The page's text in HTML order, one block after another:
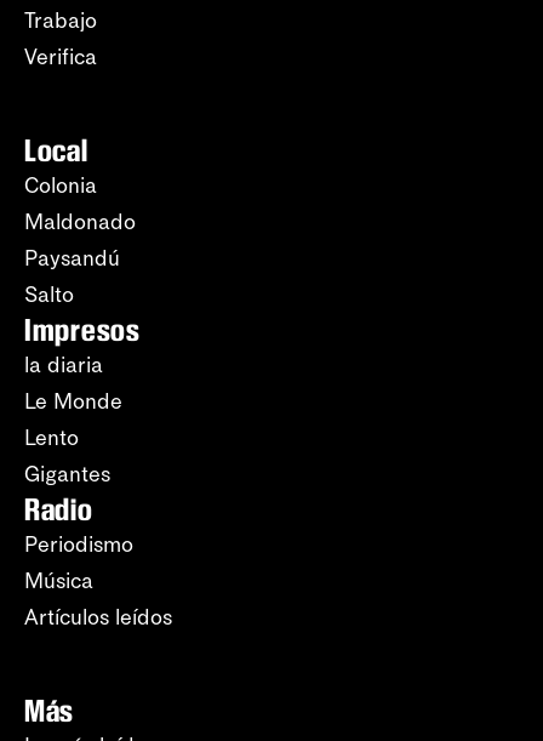
Trabajo
Verifica
Local
Colonia
Maldonado
Paysandú
Salto
Impresos
la diaria
Le Monde
Lento
Gigantes
Radio
Periodismo
Música
Artículos leídos
Más